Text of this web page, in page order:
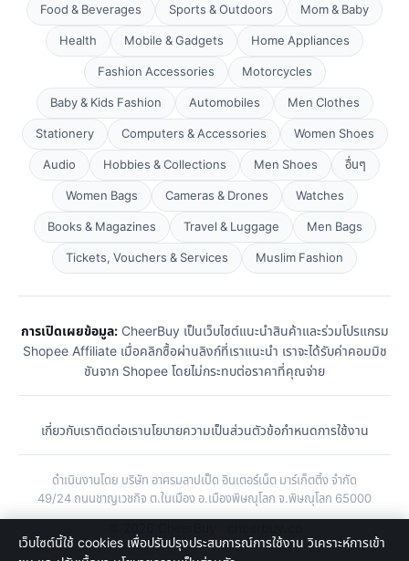
Food & Beverages
Sports & Outdoors
Mom & Baby
Health
Mobile & Gadgets
Home Appliances
Fashion Accessories
Motorcycles
Baby & Kids Fashion
Automobiles
Men Clothes
Stationery
Computers & Accessories
Women Shoes
Audio
Hobbies & Collections Men Shoes
อื่นๆ
Women Bags
Cameras & Drones
Watches
Books & Magazines
Travel & Luggage
Men Bags
Tickets, Vouchers & Services
Muslim Fashion
การเปิดเผยข้อมูล:CheerBuy เป็นเว็บไซต์แนะนำสินค้าและร่วมโปรแกรม
Shopee Affiliate เมื่อคลิกซื้อผ่านลิงก์ที่เราแนะนำ เราจะได้รับค่าคอมมิช
ชันจาก Shopee โดยไม่กระทบต่อราคาที่คุณจ่าย
เกี่ยวกับเราติดต่อเรานโยบายความเป็นส่วนตัวข้อกำหนดการใช้งาน
ดำเนินงานโดย บริษัท อาศรมลาปเป็ด อินเตอร์เน็ต มาร์เก็ตติ้ง จำกัด
49/24 ถนนชาญเวชกิจ ต.ในเมือง อ.เมืองพิษณุโลก จ.พิษณุโลก 65000
เว็บไซต์นี้ใช้ cookies เพื่อปรับปรุงประสบการณ์การใช้งาน วิเคราะห์การเข้า